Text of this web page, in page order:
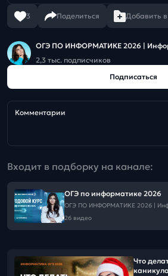
3 Поделиться Добавить
ОГЭ ПО ИНФОРМАТИКЕ 2026 |
2,3 тыс. подписчиков
Подписаться
Комментарии
Входит в подборку на канале:
ОГЭ по информатике 2026
ОГЭ ПО ИНФОРМАТИКЕ 2026 |
26 видео
Что